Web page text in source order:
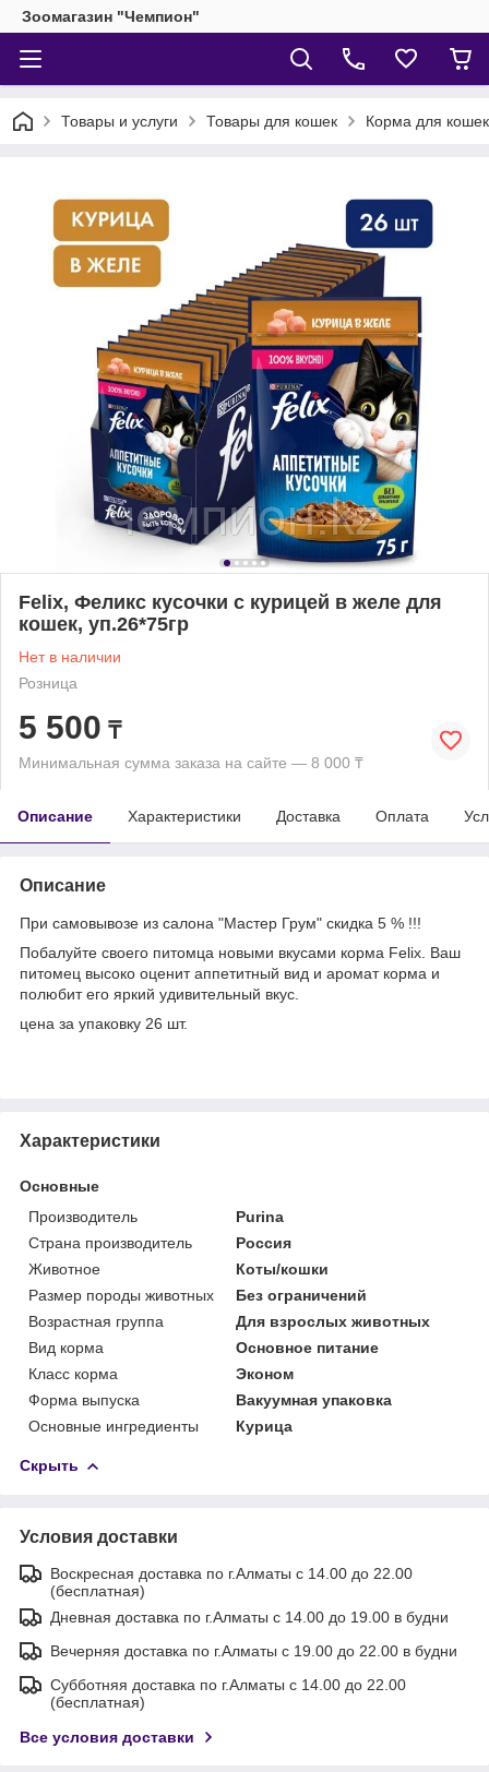
Зоомагазин "Чемпион"
Товары и услуги Товары для кошек Корма для кошек
Felix, Феликс кусочки с курицей в желе для
кошек, уп.26*75гр
Нет в наличии
Розница
5 500 ₸
Минимальная сумма заказа на сайте — 8 000 ₸
Описание Характеристики Доставка Оплата
Описание
При самовывозе из салона "Мастер Грум" скидка 5 % !!!
Побалуйте своего питомца новыми вкусами корма Felix. Ваш
питомец высоко оценит аппетитный вид и аромат корма и
полюбит его яркий удивительный вкус.
цена за упаковку 26 шт.
Характеристики
Основные
Производитель
Purina
Страна производитель
Россия
Животное
Коты/кошки
Размер породы животных
Без ограничений
Возрастная группа
Для взрослых животных
Вид корма
Основное питание
Класс корма
Эконом
Форма выпуска
Вакуумная упаковка
Основные ингредиенты
Курица
Скрыть
Условия доставки
Воскресная доставка по г.Алматы с 14.00 до 22.00
(бесплатная)
Дневная доставка по г.Алматы с 14.00 до 19.00 в будни
Вечерняя доставка по г.Алматы с 19.00 до 22.00 в будни
Субботняя доставка по г.Алматы с 14.00 до 22.00
(бесплатная)
Все условия доставки